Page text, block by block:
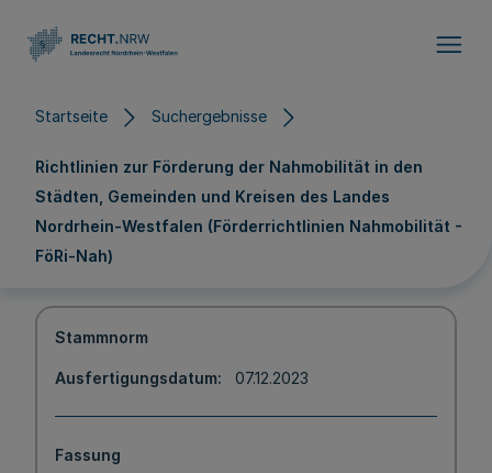
Startseite Suchergebnisse
Richtlinien zur Förderung der Nahmobilität in den
Städten, Gemeinden und Kreisen des Landes
Nordrhein-Westfalen (Förderrichtlinien Nahmobilität -
FöRi-Nah)
Stammnorm
Ausfertigungsdatum 07.12.2023
Fassung